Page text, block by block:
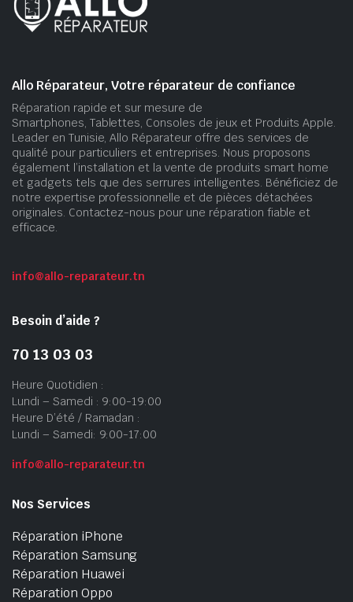
Allo Réparateur, Votre réparateur de confiance
Réparation rapide et sur mesure de
Smartphones, Tablettes, Consoles de jeux et Produits Apple.
Leader en Tunisie, Allo Réparateur offre des services de
qualité pour particuliers et entreprises. Nous proposons
également l’installation et la vente de produits smart home
et gadgets tels que des serrures intelligentes. Bénéficiez de
notre expertise professionnelle et de pièces détachées
originales. Contactez-nous pour une réparation fiable et
efficace.
info@allo-reparateur.tn
Besoin d’aide ?
70 13 03 03
Heure Quotidien :
Lundi – Samedi : 9:00-19:00
Heure D’été / Ramadan :
Lundi – Samedi: 9:00-17:00
info@allo-reparateur.tn
Nos Services
Réparation iPhone
Réparation Samsung
Réparation Huawei
Réparation Oppo